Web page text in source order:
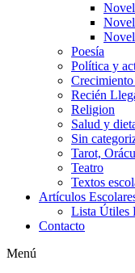
Poesía
Política y
Recién
Religion
Salud y
Sin
Tarot,
Teatro
Textos
Artículos
Lista Útiles
Contacto
Menú